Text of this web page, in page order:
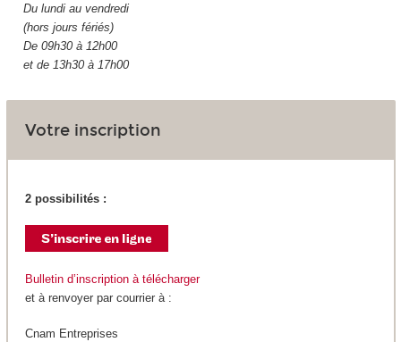
Du lundi au vendredi
(hors jours fériés)
De 09h30 à 12h00
et de 13h30 à 17h00
Votre inscription
2 possibilités :
Bulletin d’inscription à télécharger
et à renvoyer par courrier à :
Cnam Entreprises